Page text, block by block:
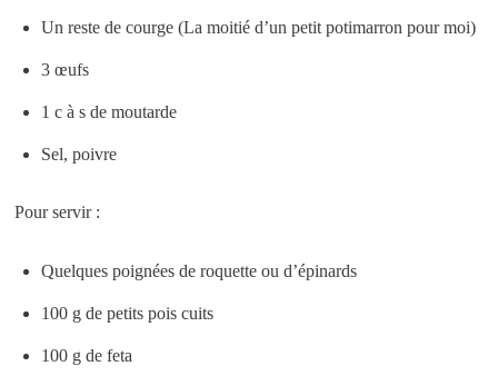
Un reste de courge (La moitié d’un petit potimarron pour moi)
3 œufs
1 c à s de moutarde
Sel, poivre
Pour servir :
Quelques poignées de roquette ou d’épinards
100 g de petits pois cuits
100 g de feta